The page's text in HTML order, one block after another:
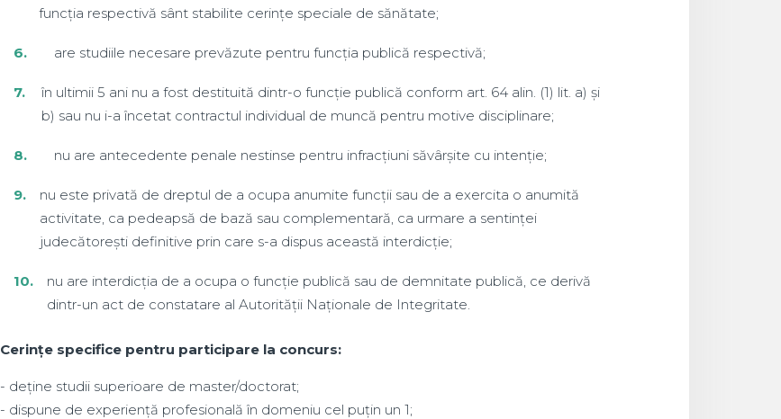
funcția respectivă sânt stabilite cerințe speciale de sănătate;
are studiile necesare prevăzute pentru funcția publică respectivă;
în ultimii 5 ani nu a fost destituită dintr-o funcție publică conform art. 64 alin. (1) lit. a) și
b) sau nu i-a încetat contractul individual de muncă pentru motive disciplinare;
nu are antecedente penale nestinse pentru infracțiuni săvârșite cu intenție;
nu este privată de dreptul de a ocupa anumite funcții sau de a exercita o anumită
activitate, ca pedeapsă de bază sau complementară, ca urmare a sentinței
judecătorești definitive prin care s-a dispus această interdicție;
nu are interdicția de a ocupa o funcție publică sau de demnitate publică, ce derivă
dintr-un act de constatare al Autorității Naționale de Integritate.
Cerinţe specifice pentru participare la concurs:
- deține studii superioare de master/doctorat;
- dispune de experiență profesională în domeniu cel puțin un 1;